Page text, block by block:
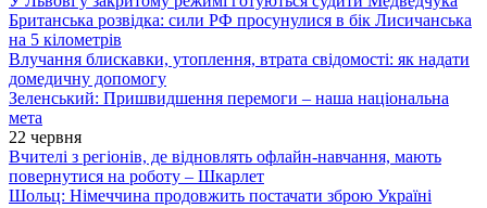
Британська розвідка: сили РФ просунулися в бік Лисичанська
на 5 кілометрів
Влучання блискавки, утоплення, втрата свідомості: як надати
домедичну допомогу
Зеленський: Пришвидшення перемоги – наша національна
мета
22 червня
Вчителі з регіонів, де відновлять офлайн-навчання, мають
повернутися на роботу – Шкарлет
Шольц: Німеччина продовжить постачати зброю Україні